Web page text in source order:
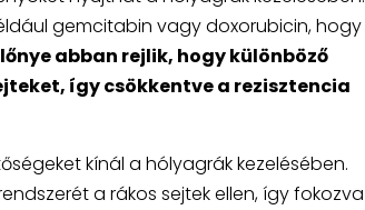
gemcitabin vagy doxorubicin, hogy
abban rejlik, hogy különböző
így csökkentve a rezisztencia
kínál a hólyagrák kezelésében.
a rákos sejtek ellen, így fokozva